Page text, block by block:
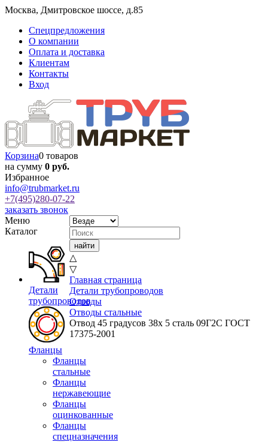
Москва, Дмитровское шоссе, д.85
Спецпредложения
О компании
Оплата и доставка
Клиентам
Контакты
Вход
Корзина0 товаров
на сумму 0 руб.
Избранное
info@trubmarket.ru
+7(495)280-07-22
заказать звонок
Меню
Каталог
Детали
трубопроводов
Фланцы
Фланцы
стальные
Фланцы
нержавеющие
Фланцы
оцинкованные
Фланцы
спецназначения
△
▽
Главная страница
Детали трубопроводов
Отводы
Отводы стальные
Отвод 45 градусов 38х 5 сталь 09Г2С ГОСТ
17375-2001